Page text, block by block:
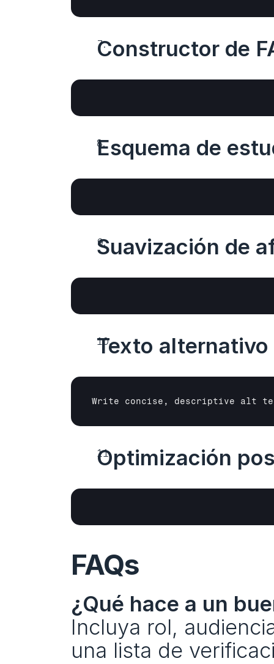
Constructor de
Esquema de
Suavización de
Texto
Write concise, descriptive alt
Optimización
FAQs
¿Qué hace a un
Incluya rol,
una lista de